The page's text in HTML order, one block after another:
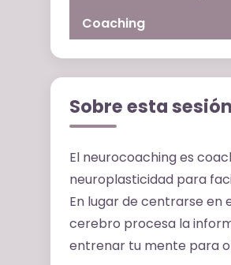
Coaching
Sobre esta
El neurocoaching es
neuroplasticidad para
En lugar de centrarse en
cerebro procesa la
entrenar tu mente para